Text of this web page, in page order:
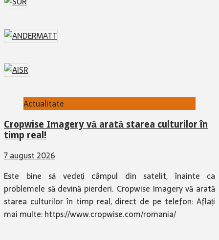
Actualitate
Cropwise Imagery vă arată starea culturilor în
timp real!
7 august 2026
Este bine să vedeți câmpul din satelit, înainte ca
problemele să devină pierderi. Cropwise Imagery vă arată
starea culturilor în timp real, direct de pe telefon: Aflați
mai multe: https://www.cropwise.com/romania/